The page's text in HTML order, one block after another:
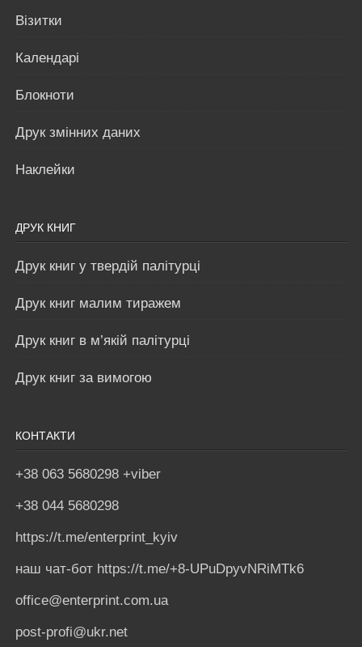
Візитки
Календарі
Блокноти
Друк змінних даних
Наклейки
ДРУК КНИГ
Друк книг у твердій палітурці
Друк книг малим тиражем
Друк книг в м’якій палітурці
Друк книг за вимогою
КОНТАКТИ
+38 063 5680298 +viber
+38 044 5680298
https://t.me/enterprint_kyiv
наш чат-бот https://t.me/+8-UPuDpyvNRiMTk6
office@enterprint.com.ua
post-profi@ukr.net